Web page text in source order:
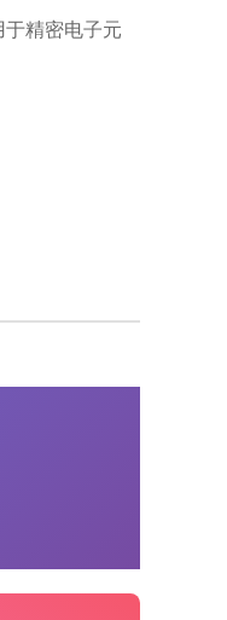
精密电子元